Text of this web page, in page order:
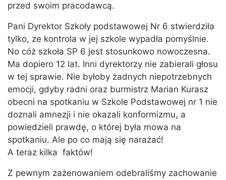
przed swoim pracodawcą.
Pani Dyrektor Szkoły podstawowej Nr 6 stwierdziła
tylko, ze kontrola w jej szkole wypadła pomyślnie.
No cóż szkoła SP 6 jest stosunkowo nowoczesna.
Ma dopiero 12 lat. Inni dyrektorzy nie zabierali głosu
w tej sprawie. Nie byłoby żadnych niepotrzebnych
emocji, gdyby radni oraz burmistrz Marian Kurasz
obecni na spotkaniu w Szkole Podstawowej nr 1 nie
doznali amnezji i nie okazali konformizmu, a
powiedzieli prawdę, o której była mowa na
spotkaniu. Ale po co mają się narażać!
A teraz kilka faktów!
Z pewnym zażenowaniem odebraliśmy zachowanie